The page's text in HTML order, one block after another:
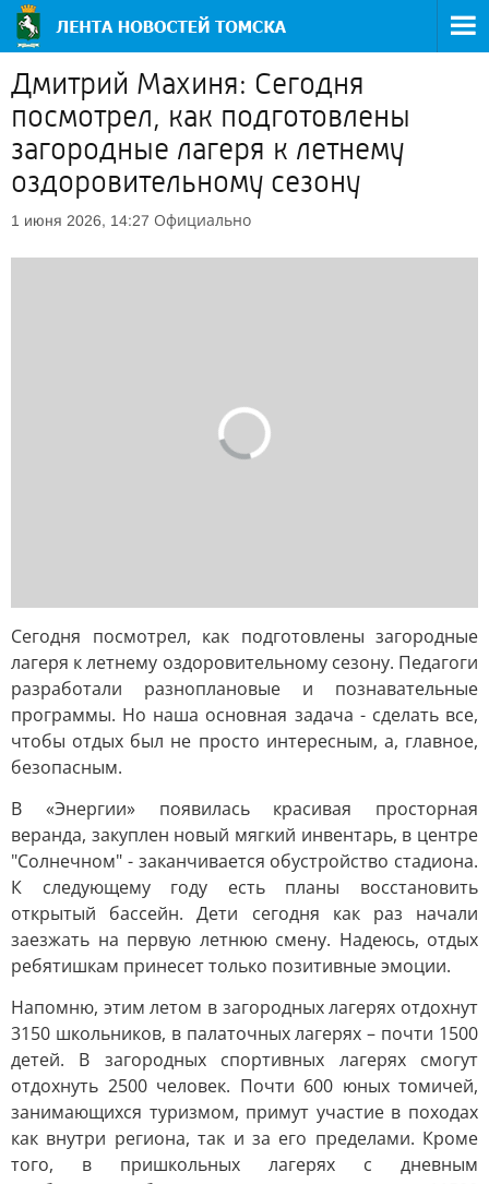
Дмитрий Махиня: Сегодня
посмотрел, как подготовлены
загородные лагеря к летнему
оздоровительному сезону
1 июня 2026, 14:27 Официально
Сегодня посмотрел, как подготовлены загородные
лагеря к летнему оздоровительному сезону. Педагоги
разработали разноплановые и познавательные
программы. Но наша основная задача - сделать все,
чтобы отдых был не просто интересным, а, главное,
безопасным.
В «Энергии» появилась красивая просторная
веранда, закуплен новый мягкий инвентарь, в центре
"Солнечном" - заканчивается обустройство стадиона.
К следующему году есть планы восстановить
открытый бассейн. Дети сегодня как раз начали
заезжать на первую летнюю смену. Надеюсь, отдых
ребятишкам принесет только позитивные эмоции.
Напомню, этим летом в загородных лагерях отдохнут
3150 школьников, в палаточных лагерях – почти 1500
детей. В загородных спортивных лагерях смогут
отдохнуть 2500 человек. Почти 600 юных томичей,
занимающихся туризмом, примут участие в походах
как внутри региона, так и за его пределами. Кроме
того, в пришкольных лагерях с дневным